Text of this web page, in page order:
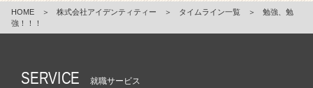
HOME ＞ 株式会社アイデンティティー ＞ タイムライン一覧 ＞
勉強、勉
強！！！
SERVICE 就職サービス